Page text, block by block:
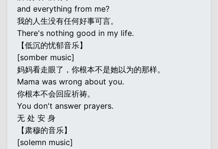
and everything from me?
我的人生没有任何好事可言。
There's nothing good in my life.
【低沉的忧郁音乐】
[somber music]
妈妈看走眼了，你根本不是她以为的那样。
Mama was wrong about you.
你根本不会回应祈祷。
You don't answer prayers.
无 处 安 身
【肃穆的音乐】
[solemn music]